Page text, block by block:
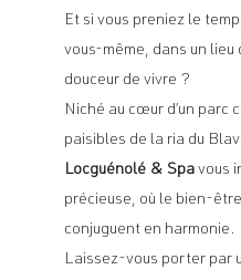
Et si vous preniez le
vous-même, dans un
douceur de vivre ?
Niché au cœur d’un parc
paisibles de la ria du
Locguénolé & Spavous
précieuse, où le bien-
conjuguent en harmonie.
Laissez-vous porter par